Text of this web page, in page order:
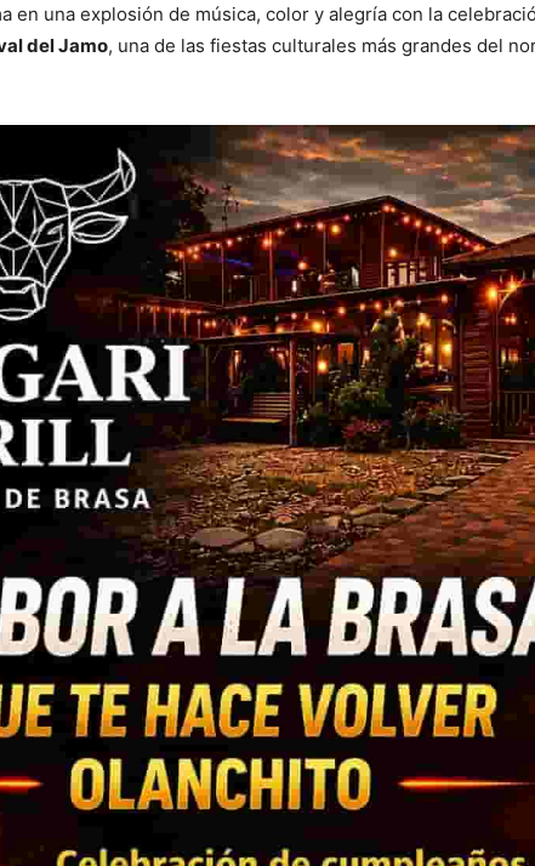
en una explosión de música, color y alegría con la
del Jamo, una de las fiestas culturales más grandes del